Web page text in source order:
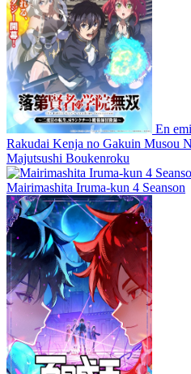
En
Rakudai Kenja no Gakuin Musou
Majutsushi Boukenroku
Mairimashita Iruma-kun 4 Seanson